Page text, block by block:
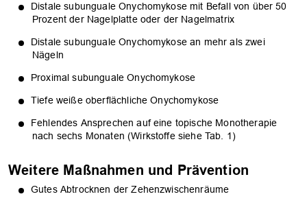
Distale subunguale Onychomykose mit Befall von über 50
Prozent der Nagelplatte oder der Nagelmatrix
Distale subunguale Onychomykose an mehr als zwei
Nägeln
Proximal subunguale Onychomykose
Tiefe weiße oberflächliche Onychomykose
Fehlendes Ansprechen auf eine topische Monotherapie
nach sechs Monaten (Wirkstoffe siehe Tab. 1)
Weitere Maßnahmen und Prävention
Gutes Abtrocknen der Zehenzwischenräume